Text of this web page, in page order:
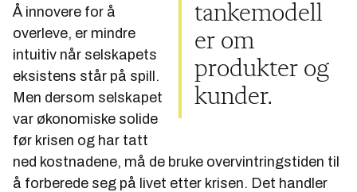
tankemodell
er om
produkter og
kunder.
Å innovere for å
overleve, er mindre
intuitiv når selskapets
eksistens står på spill.
Men dersom selskapet
var økonomiske solide
før krisen og har tatt
ned kostnadene, må de bruke overvintringstiden til
å forberede seg på livet etter krisen. Det handler